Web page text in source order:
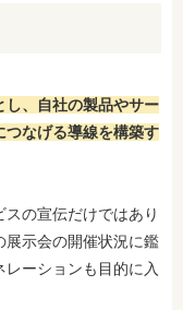
し、自社の製品やサー
つなげる導線を構築す
の宣伝だけではあり
展示会の開催状況に鑑
ーションも目的に入